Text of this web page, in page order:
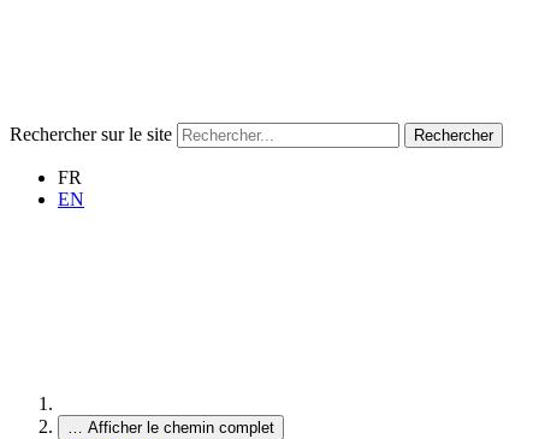
Rechercher sur le site Rechercher
FR
EN
… Afficher le chemin complet